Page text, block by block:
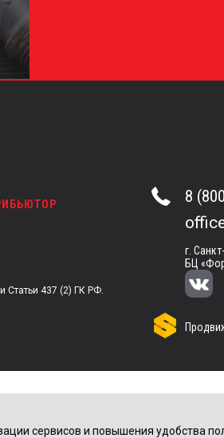
Статьи 437 (2) ГК РФ.
8
г.
БЦ
сервисов и повышения удобства